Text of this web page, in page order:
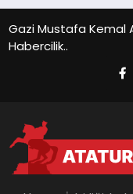
Gazi Mustafa Kemal
Habercilik..